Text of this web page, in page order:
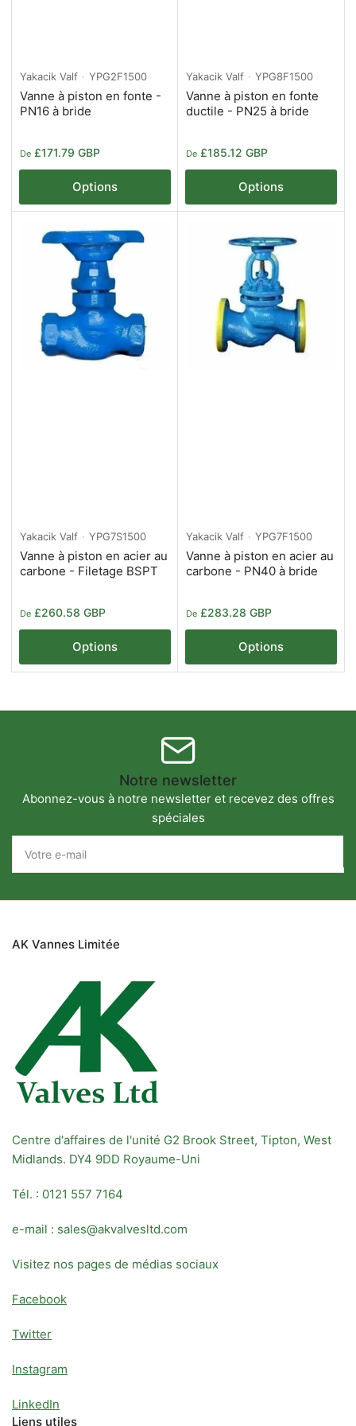
Yakacik Valf YPG2F1500
Vanne à piston en fonte -
PN16 à bride
Prix
De £171.79 GBP
Options
Yakacik Valf YPG8F1500
Vanne à piston en fonte
ductile - PN25 à bride
Prix
De £185.12 GBP
Options
Yakacik Valf YPG7S1500
Vanne à piston en acier au
carbone - Filetage BSPT
Prix
De £260.58 GBP
Options
Yakacik Valf YPG7F1500
Vanne à piston en acier au
carbone - PN40 à bride
Prix
De £283.28 GBP
Options
Notre newsletter
Abonnez-vous à notre newsletter et recevez des offres
spéciales
mail
AK Vannes Limitée
Centre d'affaires de l'unité G2 Brook Street, Tipton, West
Midlands. DY4 9DD Royaume-Uni
Tél. : 0121 557 7164
e-mail : sales@akvalvesltd.com
Visitez nos pages de médias sociaux
Facebook
Twitter
Instagram
LinkedIn
Liens utiles